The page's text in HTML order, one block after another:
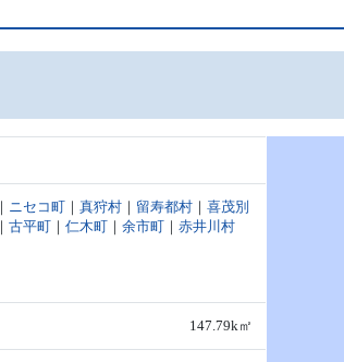
｜ ニセコ町 ｜真狩村 ｜ 留寿都村 ｜喜茂別
｜古平町 ｜仁木町 ｜余市町 ｜赤井川村
147.79k㎡